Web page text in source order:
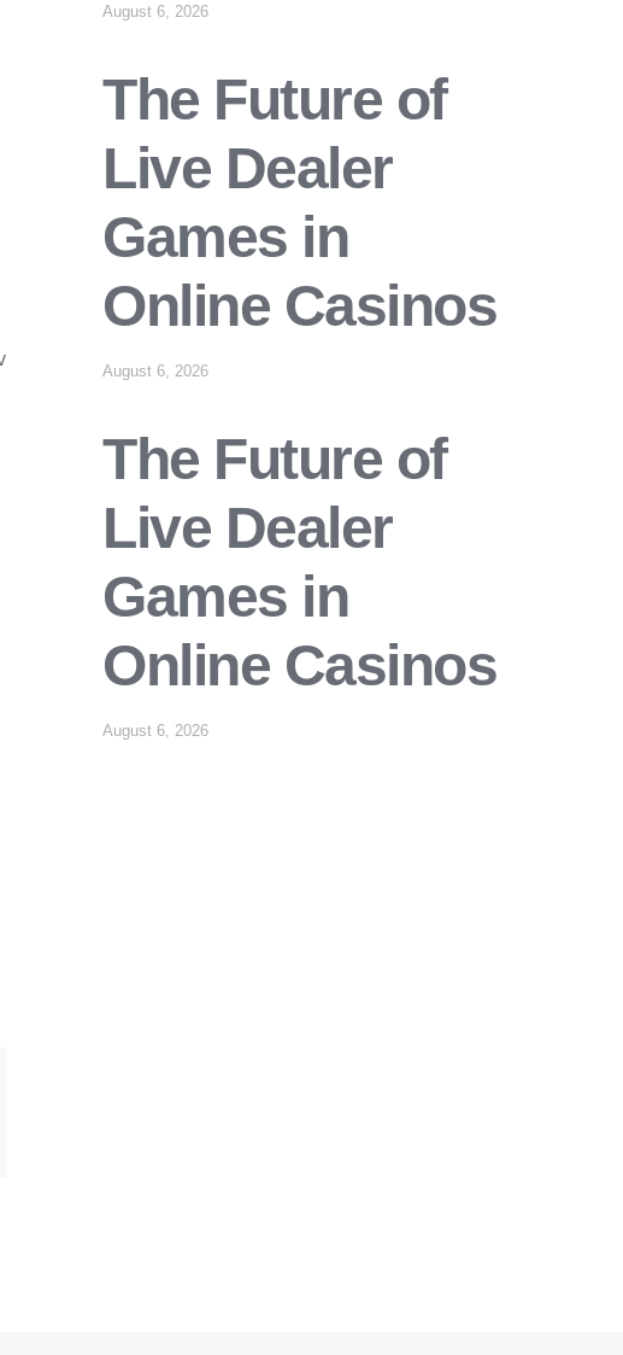
August 6, 2026
The Future of
Live Dealer
Games in
Online Casinos
August 6, 2026
The Future of
Live Dealer
Games in
Online Casinos
August 6, 2026